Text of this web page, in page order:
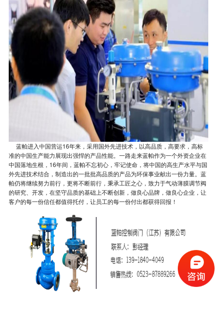
蓝帕进入中国营运16年来，采用国外先进技术，以高品质，高要求，高标
准的中国生产能力展现出强悍的产品性能。一路走来蓝帕作为一个外资企业在
中国落地生根，16年间，蓝帕不忘初心，牢记使命，将中国的高生产水平与国
外先进技术结合，制造出的一批批高品质的产品为环保事业献出一份力量。蓝
帕仍将继续努力前行，更将不断前行，秉承工匠之心，致力于气动薄膜调节阀
的研究、开发，在坚守品质的基础上不断创新，做良心品牌，做良心企业，让
客户的每一份信任都值得托付，让员工的每一份付出都获得回报！